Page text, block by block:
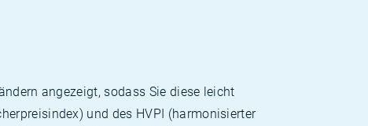
angezeigt, sodass Sie diese leicht
und des HVPI (harmonisierter